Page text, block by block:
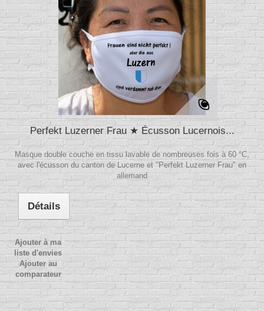
Perfekt Luzerner Frau ★ Écusson Lucernois...
Masque double couche en tissu lavable de nombreuses fois à 60 °C,
avec l'écusson du canton de Lucerne et "Perfekt Luzerner Frau" en
allemand
Détails
Ajouter à ma
liste d'envies
Ajouter au
comparateur